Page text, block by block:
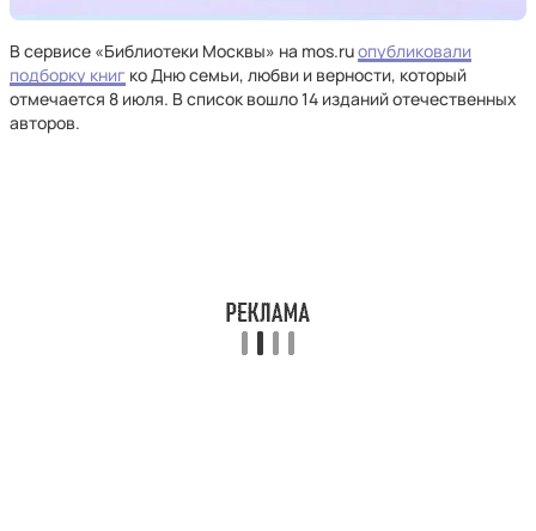
В сервисе «Библиотеки Москвы» на mos.ruопубликовали
подборку книг ко Дню семьи, любви и верности, который
отмечается 8 июля. В список вошло 14 изданий отечественных
авторов.